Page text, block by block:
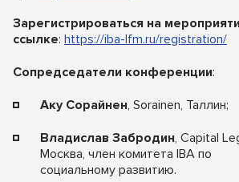
Зарегистрироваться на
ссылке: https://iba-lfm.ru/registration/
Сопредседатели конференции:
Аку Сорайнен, Sorainen, Таллин;
Владислав Забродин, Capital
Москва, член комитета IBA по
социальному развитию.